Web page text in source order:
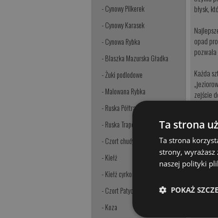
- Cynowy Pilkerek
- Cynowy Karasek
- Cynowa Rybka
- Blaszka Mazurska Gładka
- Żuki podlodowe
- Malowana Rybka
- Ruska Półtrapez
- Ruska Trapez z haczykiem
- Czort chudy
- Kiełż
- Kiełż cyrkonia
- Czort Patyczak
- Koza
błysk,
opad
pozwala
Każda
zejście
MO
SI
Ta strona
Ta strona
strony,
naszej polityki
POKAŻ